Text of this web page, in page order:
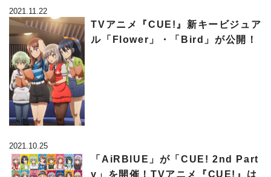
2021.11.22
TVアニメ『CUE!』新キービジュア
ル「Flower」・「Bird」が公開！
2021.10.25
「AiRBlUE」が「CUE! 2nd Part
y」を開催！TVアニメ『CUE!』は